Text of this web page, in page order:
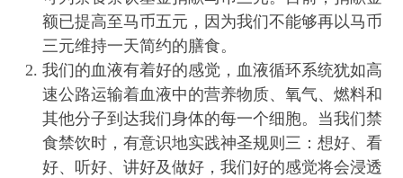
额已提高至马币五元，因为我们不能够再以马币
三元维持一天简约的膳食。
我们的血液有着好的感觉，血液循环系统犹如高
速公路运输着血液中的营养物质、氧气、燃料和
其他分子到达我们身体的每一个细胞。当我们禁
食禁饮时，有意识地实践神圣规则三：想好、看
好、听好、讲好及做好，我们好的感觉将会浸透